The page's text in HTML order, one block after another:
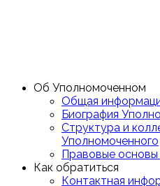
Об Уполномоченном
Общая
Биография
Структура и
Уполномоченного
Правовые основы
Как обратиться
Контактная